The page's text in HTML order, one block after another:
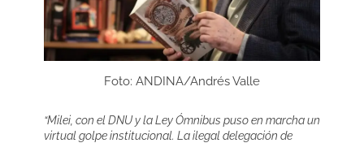
Foto: ANDINA/Andrés Valle
“Milei, con el DNU y la Ley Ómnibus puso en marcha un
virtual golpe institucional. La ilegal delegación de